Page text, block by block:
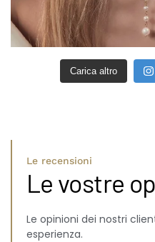
Carica altro
Le recensioni
Le vostre
Le opinioni dei nostri
esperienza.